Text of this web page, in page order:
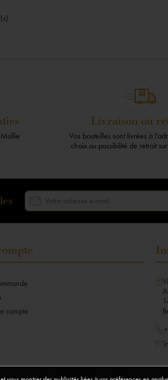
Livraison ou
Vos bouteilles sont livrées à
choix ou possibilité de retrait
compte